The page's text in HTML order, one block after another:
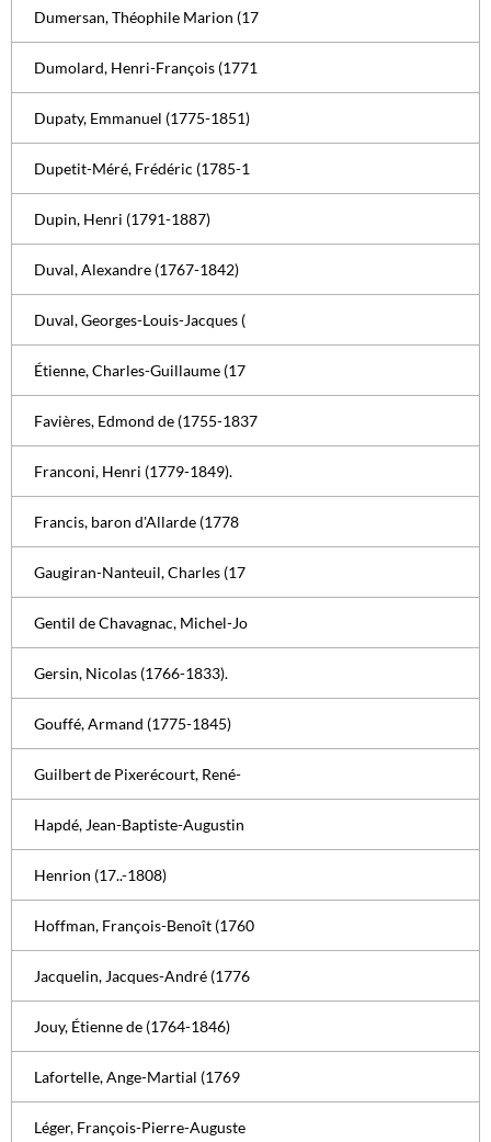
Dumersan, Théophile Marion (17
Dumolard, Henri-François (1771
Dupaty, Emmanuel (1775-1851)
Dupetit-Méré, Frédéric (1785-1
Dupin, Henri (1791-1887)
Duval, Alexandre (1767-1842)
Duval, Georges-Louis-Jacques (
Étienne, Charles-Guillaume (17
Favières, Edmond de (1755-1837
Franconi, Henri (1779-1849).
Francis, baron d'Allarde (1778
Gaugiran-Nanteuil, Charles (17
Gentil de Chavagnac, Michel-Jo
Gersin, Nicolas (1766-1833).
Gouffé, Armand (1775-1845)
Guilbert de Pixerécourt, René-
Hapdé, Jean-Baptiste-Augustin
Henrion (17..-1808)
Hoffman, François-Benoît (1760
Jacquelin, Jacques-André (1776
Jouy, Étienne de (1764-1846)
Lafortelle, Ange-Martial (1769
Léger, François-Pierre-Auguste